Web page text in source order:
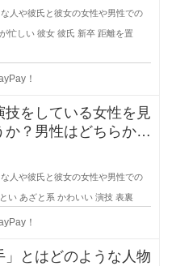
人や彼氏と彼女の女性や男性での
忙しい 彼女 彼氏 新卒 距離を置
！
をしている女性を見
？男性はどちらかと
れるよ
人や彼氏と彼女の女性や男性での
い あざと系 かわいい 演技 表裏
！
とはどのような人物